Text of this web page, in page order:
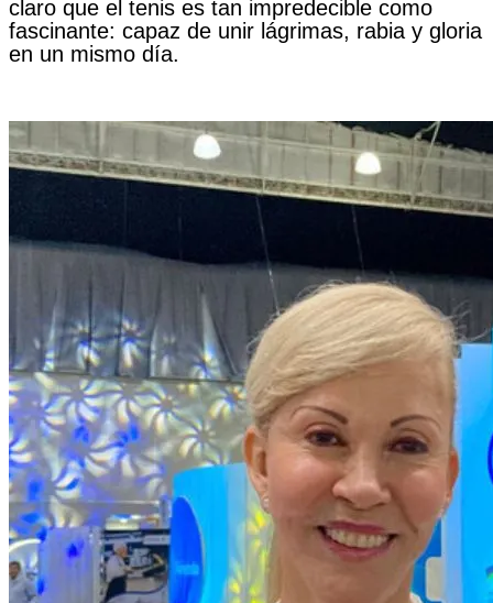
claro que el tenis es tan impredecible como
fascinante: capaz de unir lágrimas, rabia y gloria
en un mismo día.